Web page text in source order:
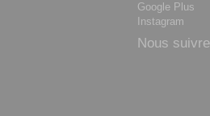
Google Plus
Instagram
Nous suivre